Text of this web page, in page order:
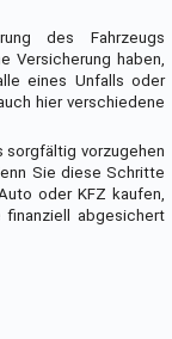
des Fahrzeugs
Versicherung haben,
eines Unfalls oder
hier verschiedene
sorgfältig vorzugehen
Sie diese Schritte
oder KFZ kaufen,
abgesichert